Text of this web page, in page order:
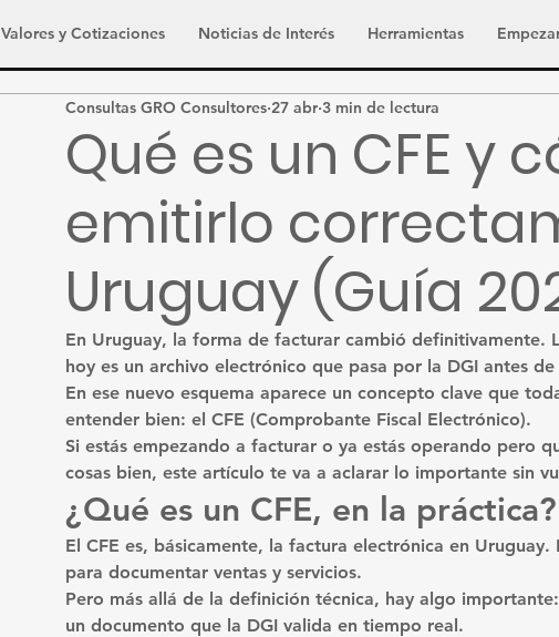
Valores y Cotizaciones Noticias de Interés Herramientas
Qué es un CFE y
emitirlo
Uruguay (Guía
Consultas GRO Consultores 27 abr 3 min de lectura
En Uruguay, la forma de facturar cambió definitivamente.
hoy es un archivo electrónico que pasa por la DGI antes
En ese nuevo esquema aparece un concepto clave que
entender bien: el CFE (Comprobante Fiscal Electrónico).
Si estás empezando a facturar o ya estás operando pero
cosas bien, este artículo te va a aclarar lo importante sin
¿Qué es un CFE, en la práctica?
El CFE es, básicamente, la factura electrónica en
para documentar ventas y servicios.
Pero más allá de la definición técnica, hay algo
un documento que la DGI valida en tiempo real.